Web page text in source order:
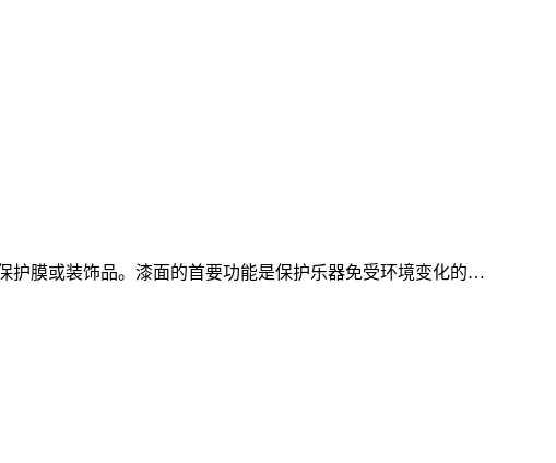
护膜或装饰品。漆面的首要功能是保护乐器免受环境变化的…